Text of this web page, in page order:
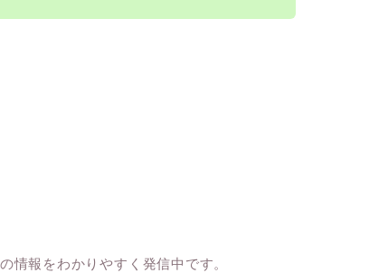
情報をわかりやすく発信中です。